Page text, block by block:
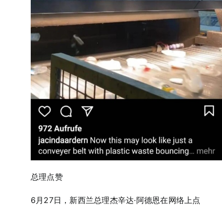
总理点赞
6月27日，新西兰总理杰辛达·阿德恩在网络上点